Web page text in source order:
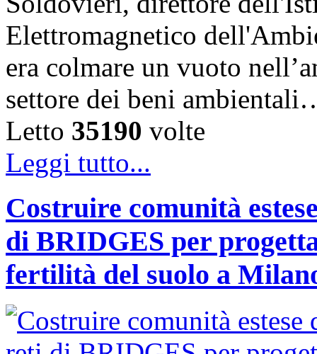
Elettromagnetico
era colmare un vuoto
settore dei beni
Letto 35190 volte
Leggi tutto...
Costruire comunità
di BRIDGES per
fertilità del suolo a